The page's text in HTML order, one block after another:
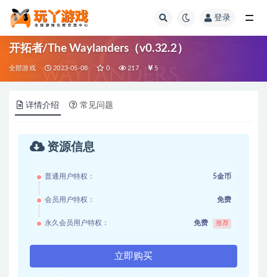
登录
开拓者/The Waylanders（v0.32.2）
全部游戏 2023-05-08 0 217 5
详情介绍 常见问题
资源信息
普通用户特权： 5金币
会员用户特权： 免费
永久会员用户特权： 免费 推荐
立即购买